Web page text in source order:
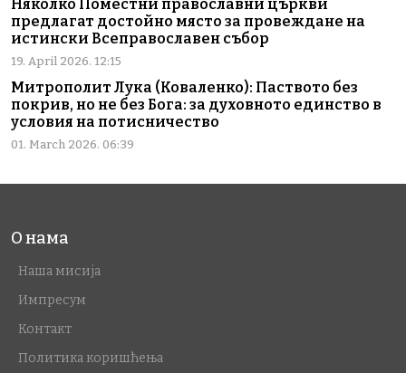
Няколко Поместни православни църкви
предлагат достойно място за провеждане на
истински Всеправославен събор
19. April 2026. 12:15
Митрополит Лука (Коваленко): Паството без
покрив, но не без Бога: за духовното единство в
условия на потисничество
01. March 2026. 06:39
О нама
Наша мисија
Импресум
Контакт
Политика коришћења